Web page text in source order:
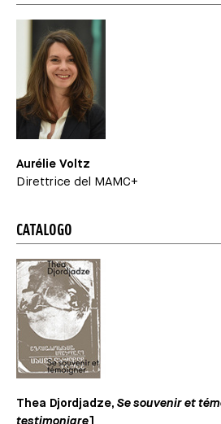
Aurélie Voltz
Direttrice del MAMC+
CATALOGO
Thea Djordjadze, Se souvenir et